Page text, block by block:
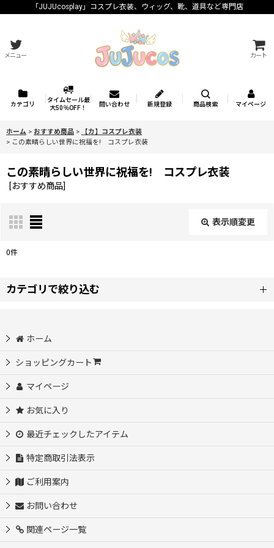
「JUJUcosplay」コスプレ衣装、ウィッグ、靴、道具など専門店
メニュー カート
カテゴリ
タイムセール最
大50％OFF！
問い合わせ 新規登録 商品検索 マイページ
ホーム > おすすめ商品 >
【カ】コスプレ衣装
> この素晴らしい世界に祝福を! コスプレ衣装
この素晴らしい世界に祝福を! コスプレ衣装
[おすすめ商品]
表示順変更
0件
カテゴリで絞り込む
原神 コスプレ衣装
コードギアス 反逆のルルーシュ コスプレ衣装
キルラキル コスプレ衣装
薬屋のひとりごと コスプレ衣装
ホーム
ショッピングカート
マイページ
お気に入り
最近チェックしたアイテム
特定商取引法表示
ご利用案内
お問い合わせ
関連ページ一覧